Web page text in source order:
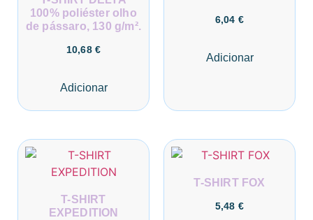
100% poliéster olho
de pássaro, 130 g/m².
10,68 €
Adicionar
6,04 €
Adicionar
T-SHIRT
EXPEDITION
T-SHIRT FOX
5,48 €